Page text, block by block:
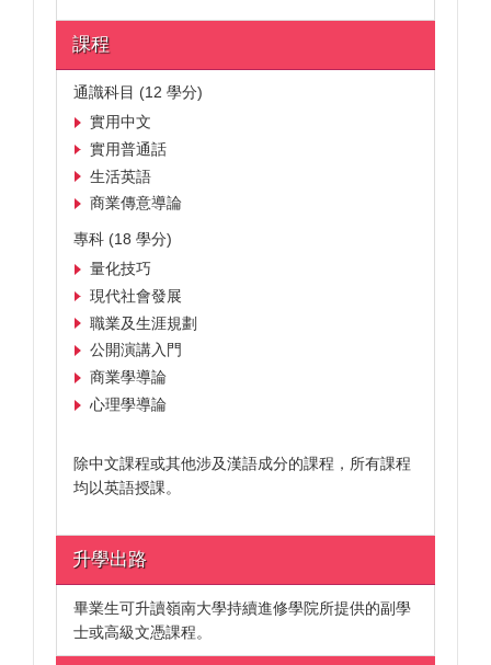
課程
通識科目 (12 學分)
實用中文
實用普通話
生活英語
商業傳意導論
專科 (18 學分)
量化技巧
現代社會發展
職業及生涯規劃
公開演講入門
商業學導論
心理學導論
除中文課程或其他涉及漢語成分的課程，所有課程
均以英語授課。
升學出路
畢業生可升讀嶺南大學持續進修學院所提供的副學
士或高級文憑課程。